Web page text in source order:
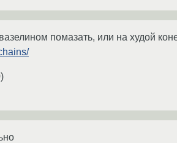
помазать, или на худой
)